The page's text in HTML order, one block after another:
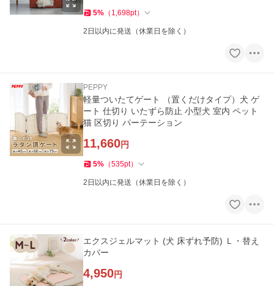
5% （ 1,698pt）
2日以内に発送（休業日を除く）
PEPPY
軽量ついたてゲート （置くだけタイプ）犬 ゲ
ート 仕切り いたずら防止 小型犬 室内 ペット
猫 区切り パーテーション
11,660円
5% （535pt）
2日以内に発送（休業日を除く）
エクスジェルマット (犬 床ずれ予防) Ｌ・替え
カバー
4,950円